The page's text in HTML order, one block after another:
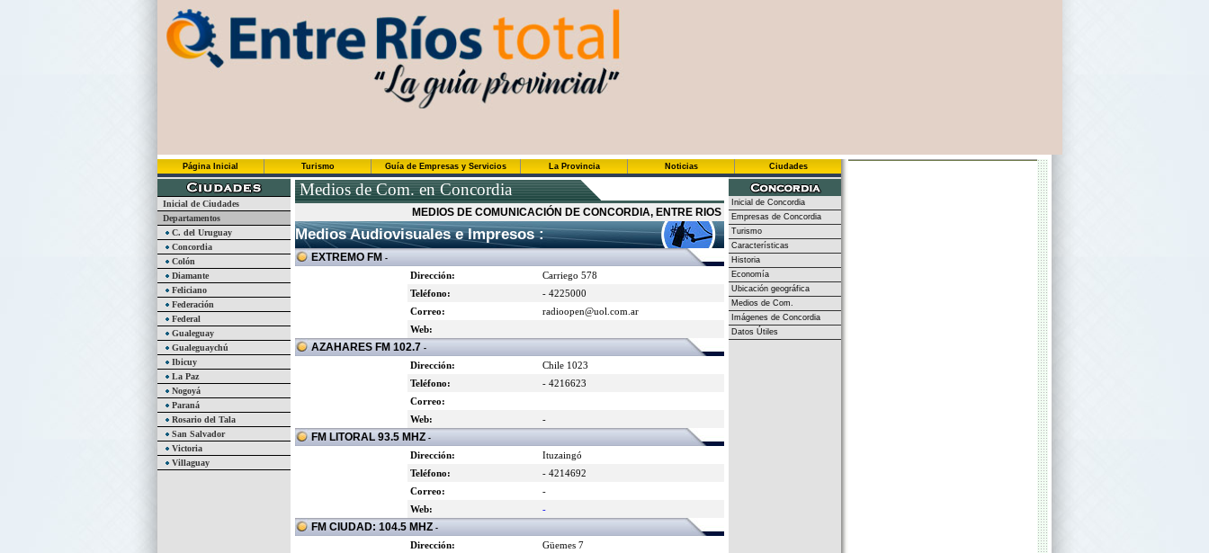
Página Inicial Turismo Guía de Empresas y Servicios La Provincia Noticias Ciudades
Inicial de Ciudades
Departamentos
C. del Uruguay
Concordia
Colón
Diamante
Feliciano
Federación
Federal
Gualeguay
Gualeguaychú
Ibicuy
La Paz
Nogoyá
Paraná
Rosario del Tala
San Salvador
Victoria
Villaguay
Medios de Com. en Concordia
MEDIOS DE COMUNICACIÓN DE CONCORDIA, ENTRE RIOS
Medios Audiovisuales e Impresos :
EXTREMO FM -
Dirección:
Carriego 578
Teléfono:
- 4225000
Correo:
radioopen@uol.com.ar
Web:
AZAHARES FM 102.7 -
Dirección:
Chile 1023
Teléfono:
- 4216623
Correo:
Web:
-
FM LITORAL 93.5 MHZ -
Dirección:
Ituzaingó
Teléfono:
- 4214692
Correo:
-
Web:
-
FM CIUDAD: 104.5 MHZ -
Dirección:
Güemes 7
Inicial de Concordia
Empresas de Concordia
Turismo
Características
Historia
Economía
Ubicación geográfica
Medios de Com.
Imágenes de Concordia
Datos Útiles